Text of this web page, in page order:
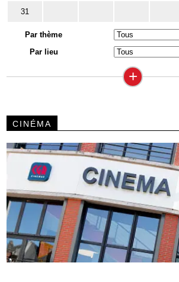
31
Par thème
Par lieu
+
CINÉMA